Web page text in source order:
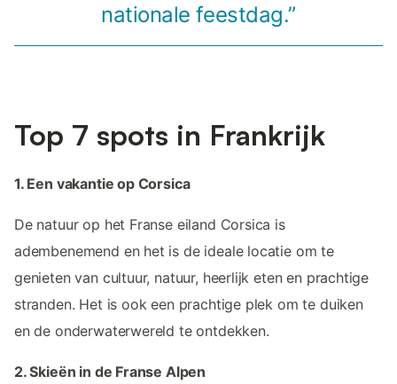
nationale feestdag.”
Top 7 spots in Frankrijk
1. Een vakantie op Corsica
De natuur op het Franse eiland Corsica is
adembenemend en het is de ideale locatie om te
genieten van cultuur, natuur, heerlijk eten en prachtige
stranden. Het is ook een prachtige plek om te duiken
en de onderwaterwereld te ontdekken.
2. Skieën in de Franse Alpen